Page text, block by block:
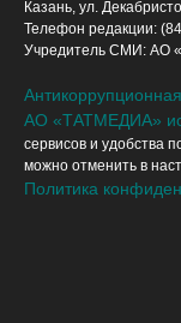
Казань, ул.
Телефон редакции:
Учредитель СМИ: АО
АО «ТАТМЕДИА»
сервисов и удобства
можно отменить в
Политика